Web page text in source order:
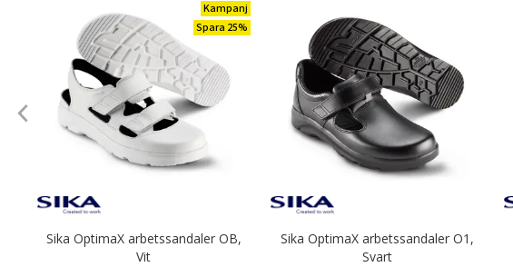
Kampanj
Spara 25%
Sika OptimaX arbetssandaler OB,
Vit
Sika OptimaX arbetssandaler O1,
Svart